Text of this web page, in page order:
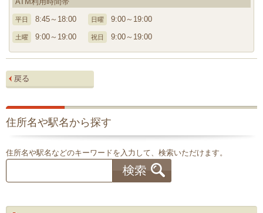
平日 8:45～18:00
土曜 9:00～19:00
日曜 9:00～19:00
祝日 9:00～19:00
住所名や駅名から探す
住所名や駅名などのキーワードを入力して、検索いただけます。